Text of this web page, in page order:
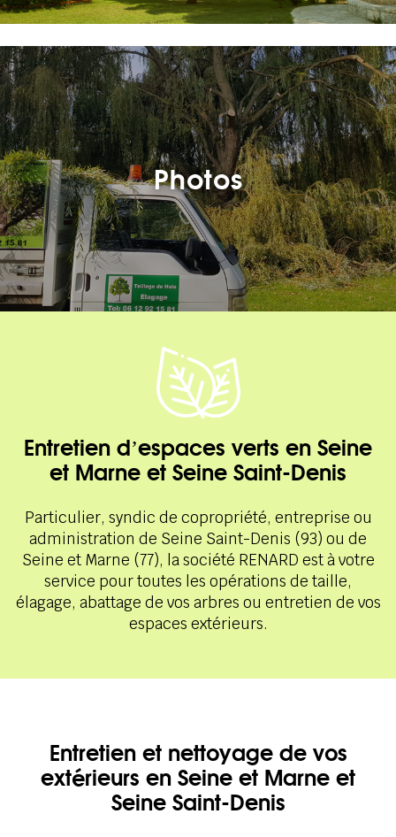
Photos
Entretien d’espaces verts en Seine
et Marne et Seine Saint-Denis
Particulier, syndic de copropriété, entreprise ou
administration de Seine Saint-Denis (93) ou de
Seine et Marne (77), la société RENARD est à votre
service pour toutes les opérations de taille,
élagage, abattage de vos arbres ou entretien de vos
espaces extérieurs.
Entretien et nettoyage de vos
extérieurs en Seine et Marne et
Seine Saint-Denis